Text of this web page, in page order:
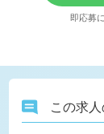
即応募
この求